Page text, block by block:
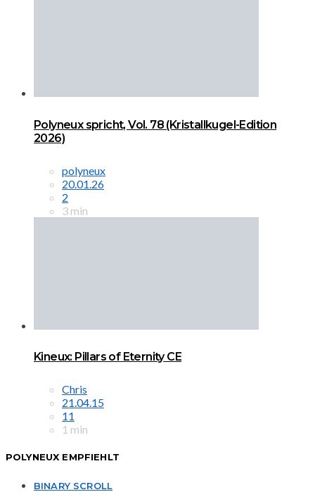
Polyneux spricht, Vol. 78 (Kristallkugel-Edition
2026)
polyneux
20.01.26
2
3 min
Kineux: Pillars of Eternity CE
Chris
21.04.15
11
1 min
POLYNEUX EMPFIEHLT
BINARY SCROLL